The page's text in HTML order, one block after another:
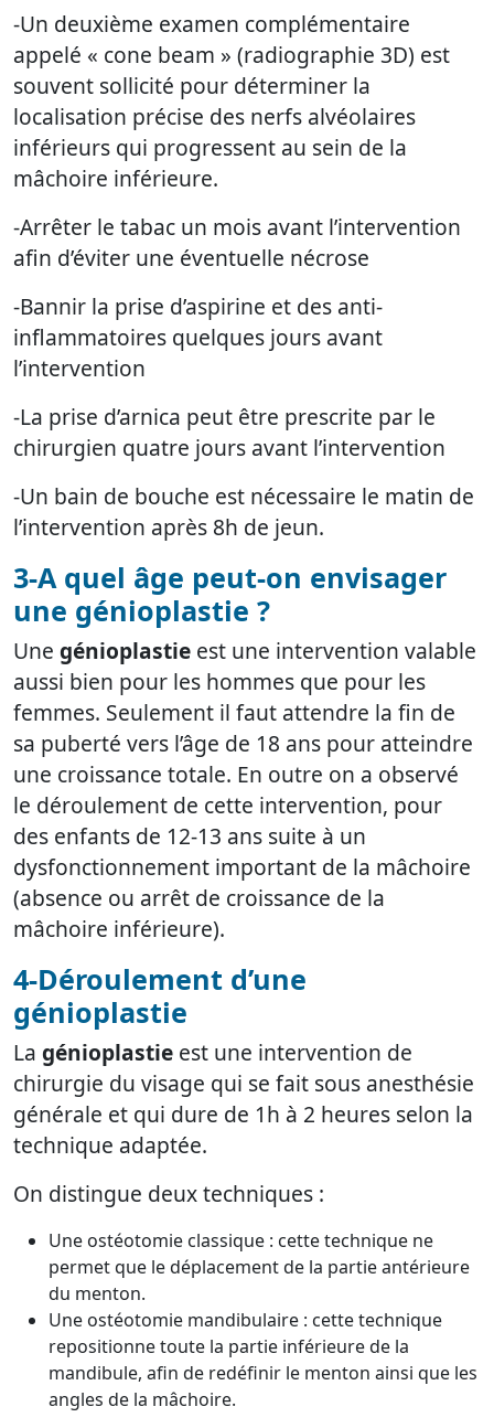
-Un deuxième examen complémentaire
appelé « cone beam » (radiographie 3D) est
souvent sollicité pour déterminer la
localisation précise des nerfs alvéolaires
inférieurs qui progressent au sein de la
mâchoire inférieure.
-Arrêter le tabac un mois avant l’intervention
afin d’éviter une éventuelle nécrose
-Bannir la prise d’aspirine et des anti-
inflammatoires quelques jours avant
l’intervention
-La prise d’arnica peut être prescrite par le
chirurgien quatre jours avant l’intervention
-Un bain de bouche est nécessaire le matin de
l’intervention après 8h de jeun.
3-A quel âge peut-on envisager
une génioplastie ?
Une génioplastie est une intervention valable
aussi bien pour les hommes que pour les
femmes. Seulement il faut attendre la fin de
sa puberté vers l’âge de 18 ans pour atteindre
une croissance totale. En outre on a observé
le déroulement de cette intervention, pour
des enfants de 12-13 ans suite à un
dysfonctionnement important de la mâchoire
(absence ou arrêt de croissance de la
mâchoire inférieure).
4-Déroulement d’une
génioplastie
La génioplastie est une intervention de
chirurgie du visage qui se fait sous anesthésie
générale et qui dure de 1h à 2 heures selon la
technique adaptée.
On distingue deux techniques :
Une ostéotomie classique : cette technique ne
permet que le déplacement de la partie antérieure
du menton.
Une ostéotomie mandibulaire : cette technique
repositionne toute la partie inférieure de la
mandibule, afin de redéfinir le menton ainsi que les
angles de la mâchoire.